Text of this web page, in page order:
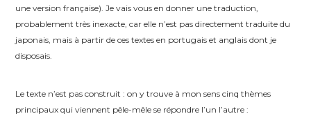
une version française). Je vais vous en donner une traduction,
probablement très inexacte, car elle n’est pas directement traduite du
japonais, mais à partir de ces textes en portugais et anglais dont je
disposais.
Le texte n’est pas construit : on y trouve à mon sens cinq thèmes
principaux qui viennent pêle-mêle se répondre l’un l’autre :